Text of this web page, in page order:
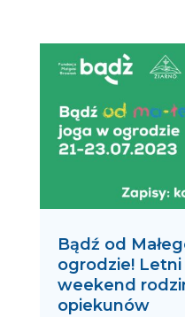
Bądź od
ogrodzie!
weekend
opiekunów